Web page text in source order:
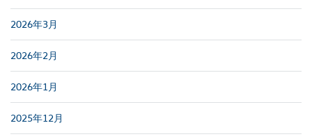
2026年3月
2026年2月
2026年1月
2025年12月